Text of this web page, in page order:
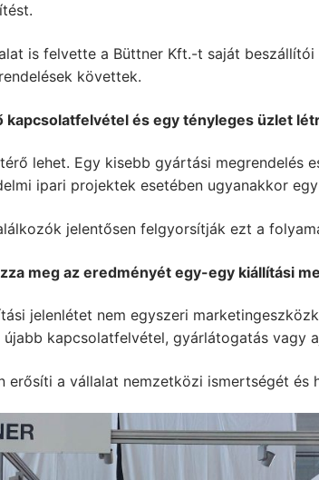
is felvette a Büttner Kft.-t saját
követtek.
kapcsolatfelvétel és egy tényleges üzlet
lehet. Egy kisebb gyártási megrendelés
ipari projektek esetében ugyanakkor
jelentősen felgyorsítják ezt a
meg az eredményét egy-egy kiállítási
jelenlétet nem egyszeri
kapcsolatfelvétel, gyárlátogatás vagy
erősíti a vállalat nemzetközi ismertségét és